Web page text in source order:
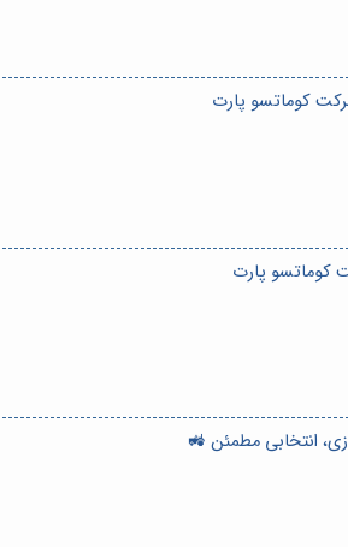
کوماتسو پارت
کوماتسو پارت
انتخابی مطمئن 🚜